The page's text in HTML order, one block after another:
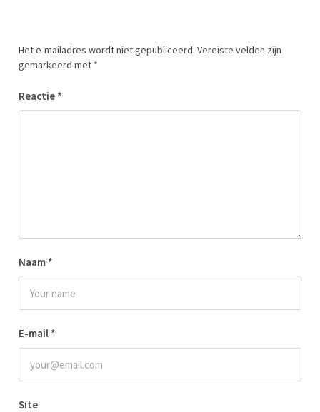
Het e-mailadres wordt niet gepubliceerd. Vereiste velden zijn
gemarkeerd met *
Reactie *
Naam *
E-mail *
Site